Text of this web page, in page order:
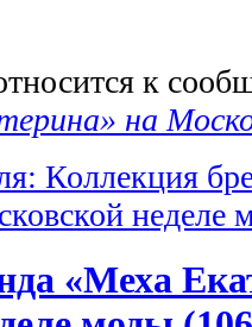
к
на
Коллекция
неделе
«Меха